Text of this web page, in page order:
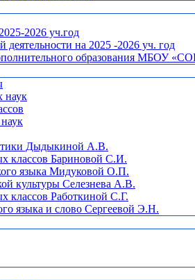
2026 уч.год
деятельности на 2025 -2026 уч. год
образования МБОУ
наук
Дыдыкиной А.В.
классов Бариновой С.И.
языка Мидуковой О.П.
культуры Селезнева А.В.
классов Работкиной С.Г.
языка и слово Сергеевой Э.Н.